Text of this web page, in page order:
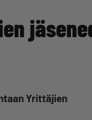
Yrittäjien